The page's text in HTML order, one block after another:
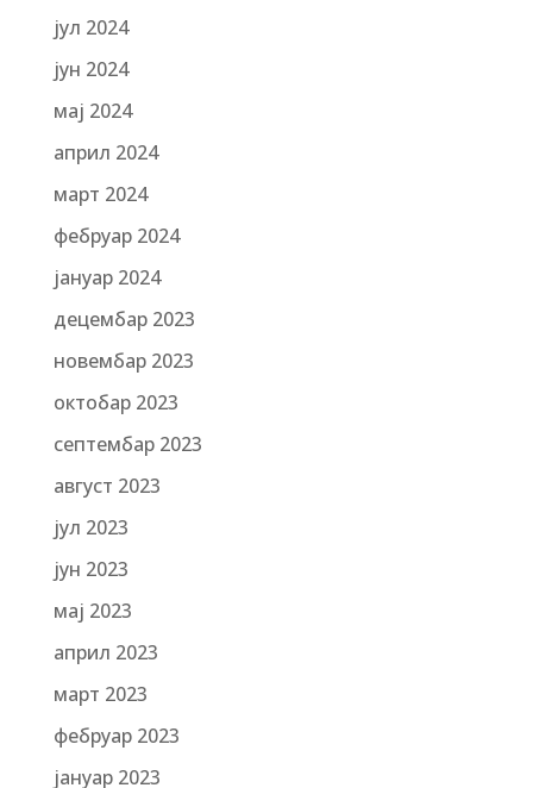
јул 2024
јун 2024
мај 2024
април 2024
март 2024
фебруар 2024
јануар 2024
децембар 2023
новембар 2023
октобар 2023
септембар 2023
август 2023
јул 2023
јун 2023
мај 2023
април 2023
март 2023
фебруар 2023
јануар 2023